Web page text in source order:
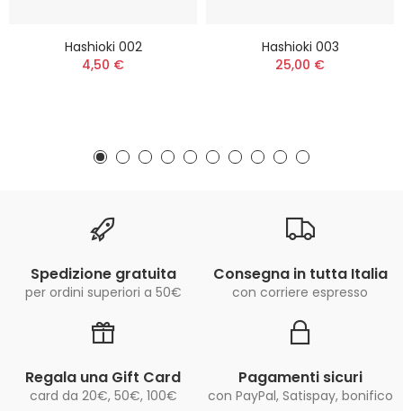
Hashioki 002
4,50 €
Hashioki 003
25,00 €
Spedizione gratuita
per ordini superiori a 50€
Consegna in tutta Italia
con corriere espresso
Regala una Gift Card
card da 20€, 50€, 100€
Pagamenti sicuri
con PayPal, Satispay, bonifico